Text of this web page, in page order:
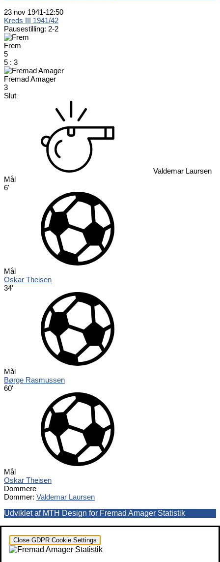
23 nov 1941-12:50
Kreds III 1941/42
Pausestilling: 2-2
Frem
5
5 : 3
Fremad Amager
3
Slut
Valdemar Laursen
Mål
6'
Mål
Oskar Theisen
34'
Mål
Børge Rasmussen
60'
Mål
Oskar Theisen
Dommere
Dommer: Valdemar Laursen
Udviklet af MTH Design for Fremad Amager Statistik
Close GDPR Cookie Settings